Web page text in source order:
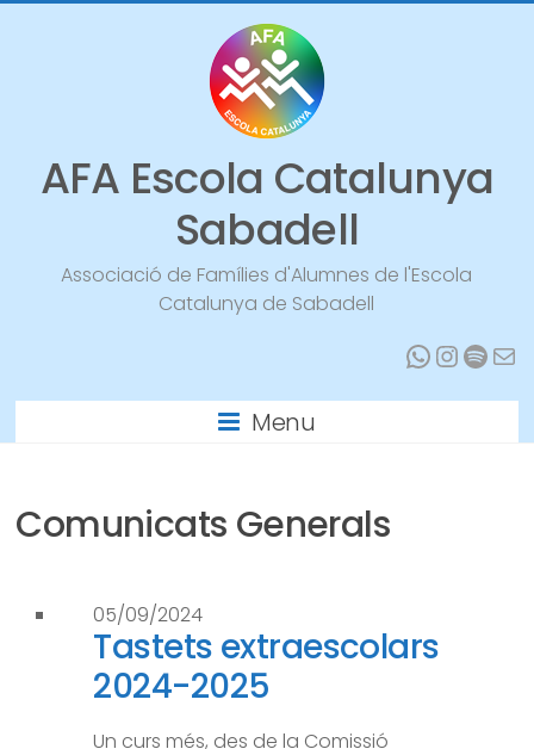
AFA Escola Catalunya
Sabadell
Associació de Famílies d'Alumnes de l'Escola
Catalunya de Sabadell
Menu
Comunicats Generals
05/09/2024
Tastets extraescolars
2024-2025
Un curs més, des de la Comissió